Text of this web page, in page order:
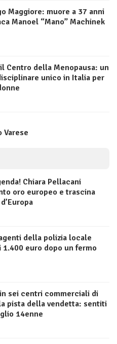
Maggiore: muore a 37 anni
Manoel “Mano” Machinek
Centro della Menopausa: un
unico in Italia per
Varese
Chiara Pellacani
oro europeo e trascina
della polizia locale
euro dopo un fermo
sei centri commerciali di
pista della vendetta: sentiti
14enne